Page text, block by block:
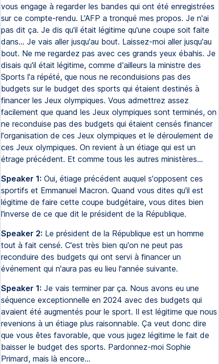
vous engage à regarder les bandes qui ont été enregistrées
sur ce compte-rendu. L'AFP a tronqué mes propos. Je n'ai
pas dit ça. Je dis qu'il était légitime qu'une coupe soit faite
dans... Je vais aller jusqu'au bout. Laissez-moi aller jusqu'au
bout. Ne me regardez pas avec ces grands yeux ébahis. Je
disais qu'il était légitime, comme d'ailleurs la ministre des
Sports l'a répété, que nous ne reconduisions pas des
budgets sur le budget des sports qui étaient destinés à
financer les Jeux olympiques. Vous admettrez assez
facilement que quand les Jeux olympiques sont terminés, on
ne reconduise pas des budgets qui étaient censés financer
l'organisation de ces Jeux olympiques et le déroulement de
ces Jeux olympiques. On revient à un étiage qui est un
étrage précédent. Et comme tous les autres ministères...
Speaker 1: Oui, étiage précédent auquel s'opposent ces
sportifs et Emmanuel Macron. Quand vous dites qu'il est
légitime de faire cette coupe budgétaire, vous dites bien
l'inverse de ce que dit le président de la République.
Speaker 2: Le président de la République est un homme
tout à fait censé. C'est très bien qu'on ne peut pas
reconduire des budgets qui ont servi à financer un
événement qui n'aura pas eu lieu l'année suivante.
Speaker 1: Je vais terminer par ça. Nous avons eu une
séquence exceptionnelle en 2024 avec des budgets qui
avaient été augmentés pour le sport. Il est légitime que nous
revenions à un étiage plus raisonnable. Ça veut donc dire
que vous êtes favorable, que vous jugez légitime le fait de
baisser le budget des sports. Pardonnez-moi Sophie
Primard, mais là encore...